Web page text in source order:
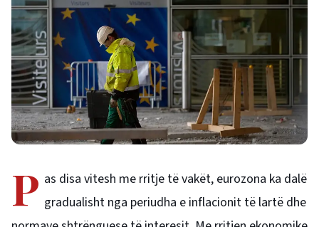
P as disa vitesh me rritje të vakët, eurozona ka dalë
gradualisht nga periudha e inflacionit të lartë dhe